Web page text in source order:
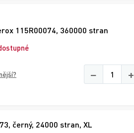
115R00074, 360000 stran
− +
černý, 24000 stran, XL